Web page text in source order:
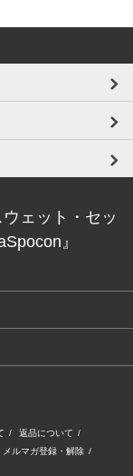
ェット・セッ
』
/ 返品について /
メルマガ登録・解除 /